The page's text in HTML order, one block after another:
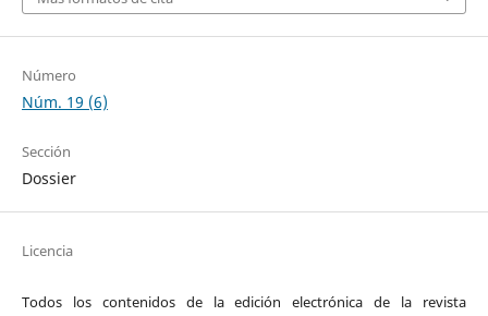
Número
Núm. 19 (6)
Sección
Dossier
Licencia
Todos los contenidos de la edición electrónica de la revista